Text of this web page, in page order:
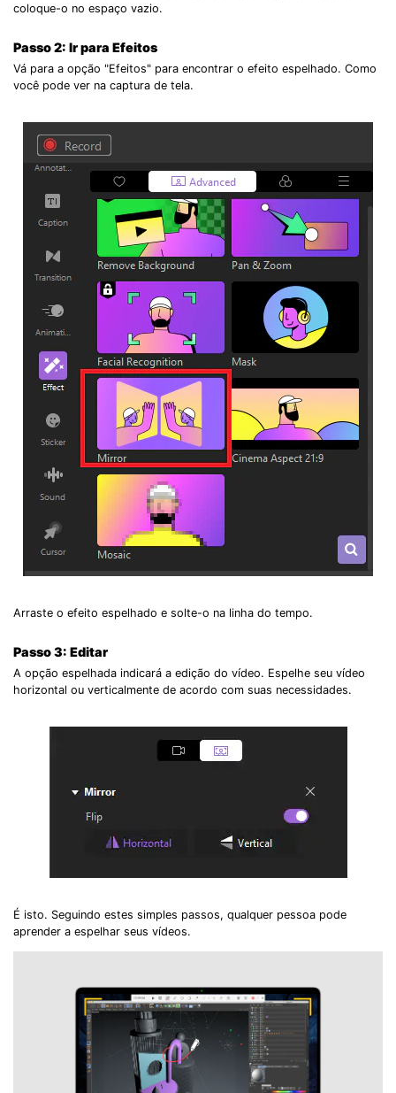
coloque-o no espaço vazio.
Passo 2: Ir para Efeitos
Vá para a opção "Efeitos" para encontrar o efeito espelhado. Como
você pode ver na captura de tela.
Arraste o efeito espelhado e solte-o na linha do tempo.
Passo 3: Editar
A opção espelhada indicará a edição do vídeo. Espelhe seu vídeo
horizontal ou verticalmente de acordo com suas necessidades.
É isto. Seguindo estes simples passos, qualquer pessoa pode
aprender a espelhar seus vídeos.